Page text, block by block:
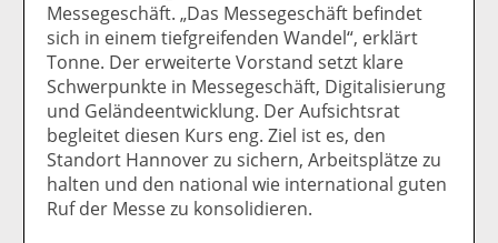
il
e
n
e
n
d
e
Messegeschäft. „Das Messegeschäft befindet
sich in einem tiefgreifenden Wandel“, erklärt
Tonne. Der erweiterte Vorstand setzt klare
Schwerpunkte in Messegeschäft, Digitalisierung
und Geländeentwicklung. Der Aufsichtsrat
begleitet diesen Kurs eng. Ziel ist es, den
Standort Hannover zu sichern, Arbeitsplätze zu
halten und den national wie international guten
Ruf der Messe zu konsolidieren.